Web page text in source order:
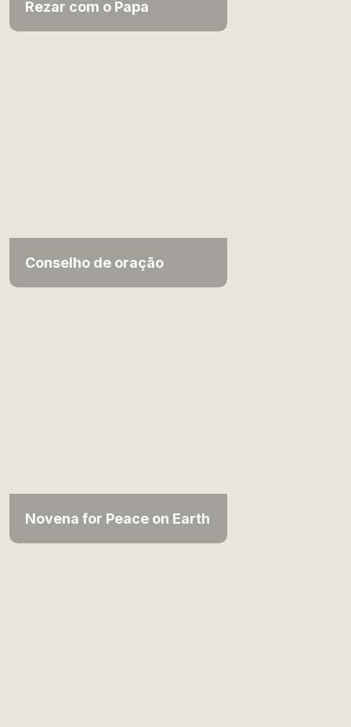
Rezar com o Papa
Conselho de oração
Novena for Peace on Earth